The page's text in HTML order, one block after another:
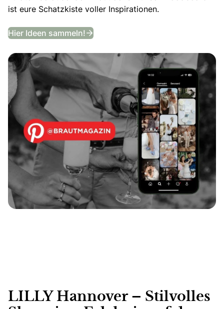
ist eure Schatzkiste voller Inspirationen.
Hier Ideen sammeln! Entdeckt unser Hochzeits-
LILLY Hannover – Stilvolles